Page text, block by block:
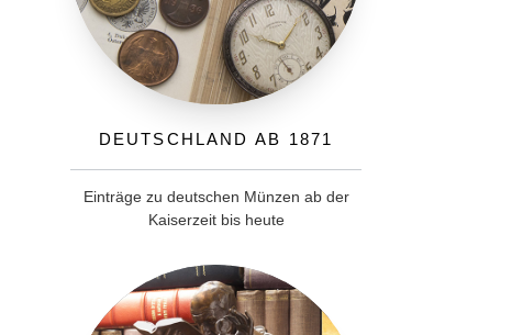
Deutschland ab 1871
Einträge zu deutschen Münzen ab der
Kaiserzeit bis heute